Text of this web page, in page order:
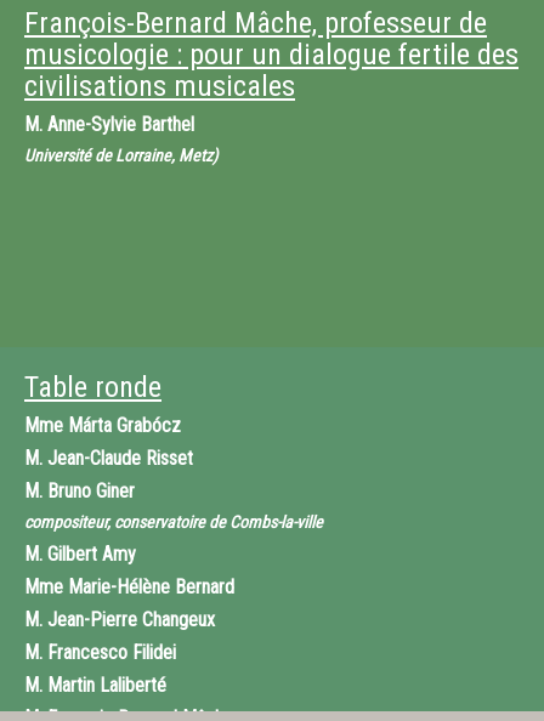
François-Bernard Mâche, professeur de
musicologie : pour un dialogue fertile des
civilisations musicales
M. Anne-Sylvie Barthel
Université de Lorraine, Metz)
Table ronde
Mme Márta Grabócz
M. Jean-Claude Risset
M. Bruno Giner
compositeur, conservatoire de Combs-la-ville
M. Gilbert Amy
Mme Marie-Hélène Bernard
M. Jean-Pierre Changeux
M. Francesco Filidei
M. Martin Laliberté